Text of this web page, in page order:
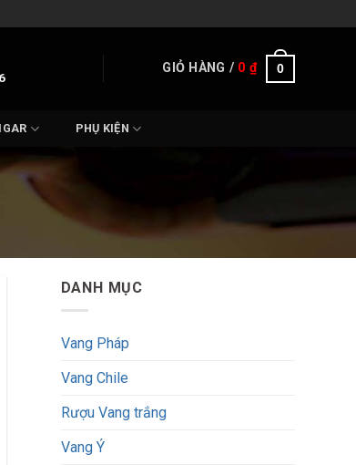
GIỎ HÀNG / 0₫ 0
PHỤ KIỆN
DANH MỤC
Vang Pháp
Vang Chile
Rượu Vang trắng
Vang Ý